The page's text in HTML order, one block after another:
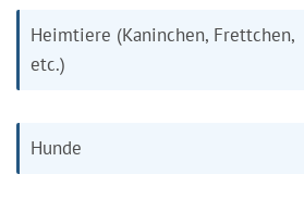
Heimtiere (Kaninchen, Frettchen,
etc.)
Hunde